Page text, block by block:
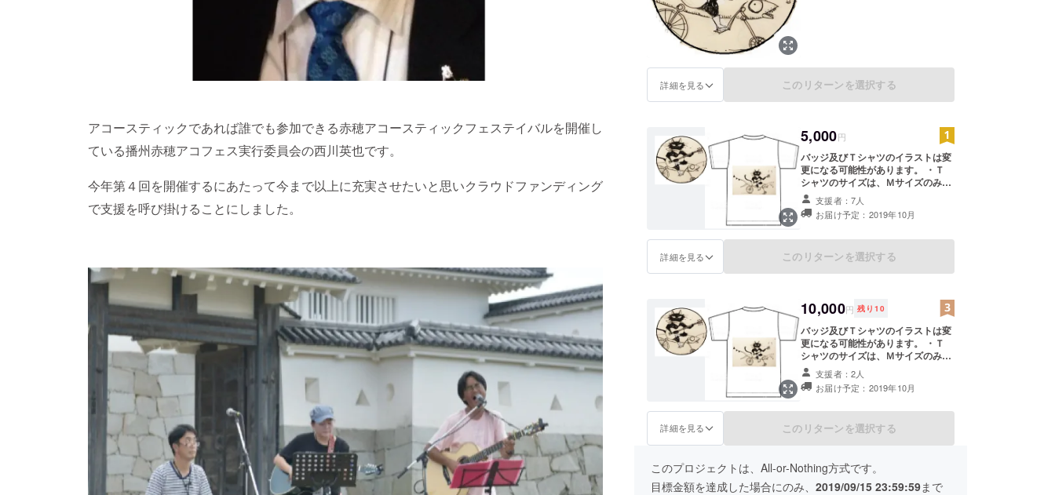
アコースティックであれば誰でも参加できる赤穂アコースティックフェステイバルを開催し
ている播州赤穂アコフェス実行委員会の西川英也です。
今年第４回を開催するにあたって今まで以上に充実させたいと思いクラウドファンディング
で支援を呼び掛けることにしました。
詳細を見る このリターンを選択する
5,000円
バッジ及びＴシャツのイラストは変
更になる可能性があります。 ・Ｔ
シャツのサイズは、Ｍサイズのみと
なります。
支援者：7人
お届け予定：2019年10月
詳細を見る このリターンを選択する
10,000円 残り 10
バッジ及びＴシャツのイラストは変
更になる可能性があります。 ・Ｔ
シャツのサイズは、Ｍサイズのみと
なります。 ・ライブ特別鑑賞件
９月２２日（日） １部 13：00
～15：00 ２部 16：00～20：30
ていただけます。
支援者：2人
お届け予定：2019年10月
詳細を見る このリターンを選択する
このプロジェクトは、All-or-Nothing方式です。
目標金額を達成した場合にのみ、 2019/09/15 23:59:59まで